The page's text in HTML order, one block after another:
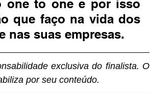
one to one e por isso
que faço na vida dos
nas suas empresas.
exclusiva do finalista. O
por seu conteúdo.